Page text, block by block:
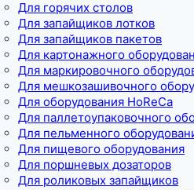
Для горячих столов
Для запайщиков лотков
Для запайщиков пакетов
Для картонажного
Для маркировочного
Для мешкозашивочного
Для оборудования HoReCa
Для паллетоупаковочного
Для пельменного
Для пищевого оборудования
Для поршневых дозаторов
Для роликовых запайщиков